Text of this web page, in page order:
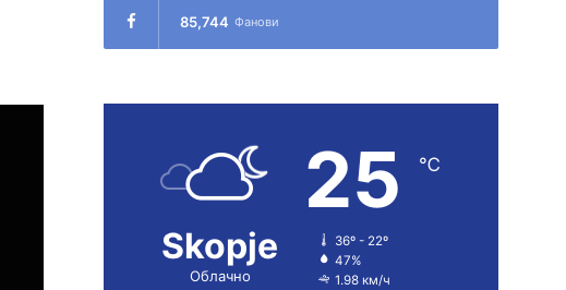
85,744 Фанови
Skopje
Облачно
25 ℃
36º - 22º
47%
1.98 км/ч